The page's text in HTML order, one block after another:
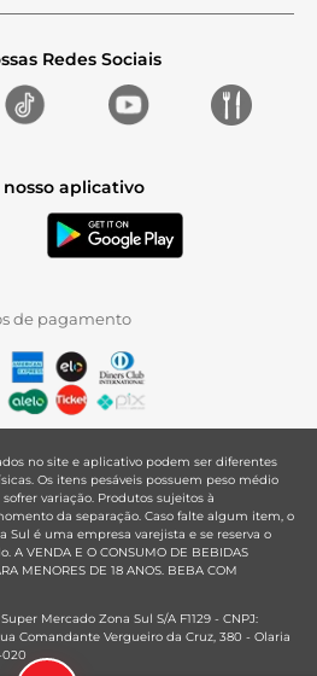
Redes Sociais
nosso aplicativo
de pagamento
no site e aplicativo podem ser diferentes
Os itens pesáveis possuem peso médio
variação. Produtos sujeitos à
da separação. Caso falte algum item, o
Sul é uma empresa varejista e se reserva o
VENDA E O CONSUMO DE BEBIDAS
MENORES DE 18 ANOS. BEBA COM
Mercado Zona Sul S/A F1129 - CNPJ:
Comandante Vergueiro da Cruz, 380 - Olaria
020